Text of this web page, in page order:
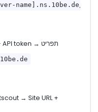
name].ns.10be.de/
תפריט → Settings → NSClient → URL + API token בנפרד
→ Site URL +